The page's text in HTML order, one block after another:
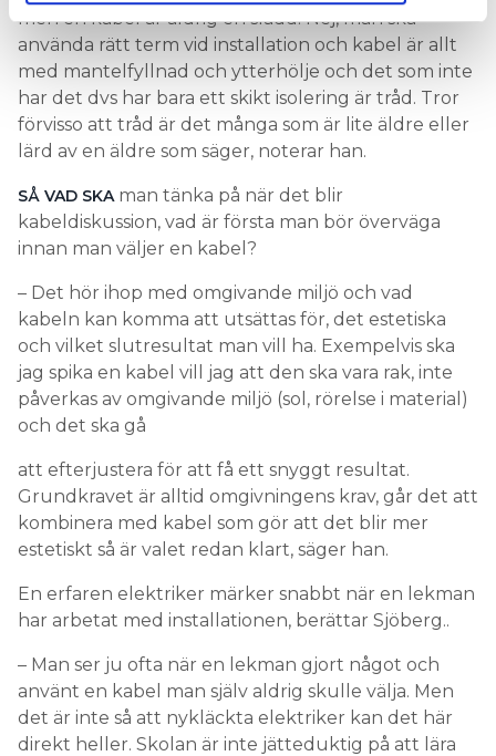
men en kabel är aldrig en sladd. Nej, man ska
använda rätt term vid installation och kabel är allt
med mantelfyllnad och ytterhölje och det som inte
har det dvs har bara ett skikt isolering är tråd. Tror
förvisso att tråd är det många som är lite äldre eller
lärd av en äldre som säger, noterar han.
SÅ VAD SKA man tänka på när det blir
kabeldiskussion, vad är första man bör överväga
innan man väljer en kabel?
– Det hör ihop med omgivande miljö och vad
kabeln kan komma att utsättas för, det estetiska
och vilket slutresultat man vill ha. Exempelvis ska
jag spika en kabel vill jag att den ska vara rak, inte
påverkas av omgivande miljö (sol, rörelse i material)
och det ska gå
att efterjustera för att få ett snyggt resultat.
Grundkravet är alltid omgivningens krav, går det att
kombinera med kabel som gör att det blir mer
estetiskt så är valet redan klart, säger han.
En erfaren elektriker märker snabbt när en lekman
har arbetat med installationen, berättar Sjöberg..
– Man ser ju ofta när en lekman gjort något och
använt en kabel man själv aldrig skulle välja. Men
det är inte så att nykläckta elektriker kan det här
direkt heller. Skolan är inte jätteduktig på att lära